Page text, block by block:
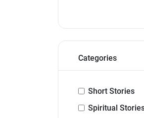
Categories
Short Stories
Spiritual